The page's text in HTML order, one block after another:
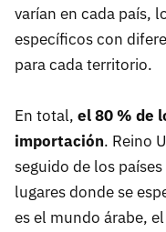
varían en cada país,
específicos con
para cada territorio.
En total, el 80 % de
importación. Reino
seguido de los
lugares donde se
es el mundo árabe,